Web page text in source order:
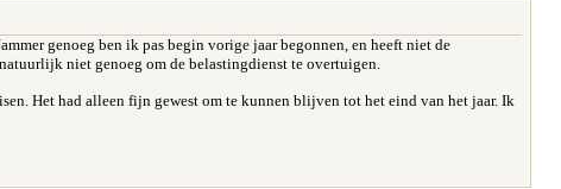
genoeg ben ik pas begin vorige jaar begonnen, en heeft niet de
niet genoeg om de belastingdienst te overtuigen.
Het had alleen fijn gewest om te kunnen blijven tot het eind van het jaar. Ik